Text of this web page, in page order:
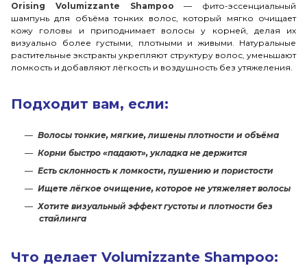
Orising Volumizzante Shampoo — фито-эссенциальный
шампунь для объёма тонких волос, который мягко очищает
кожу головы и приподнимает волосы у корней, делая их
визуально более густыми, плотными и живыми. Натуральные
растительные экстракты укрепляют структуру волос, уменьшают
ломкость и добавляют лёгкость и воздушность без утяжеления.
Подходит вам, если:
Волосы тонкие, мягкие, лишены плотности и объёма
Корни быстро «падают», укладка не держится
Есть склонность к ломкости, пушению и пористости
Ищете лёгкое очищение, которое не утяжеляет волосы
Хотите визуальный эффект густоты и плотности без
стайлинга
Что делает Volumizzante Shampoo: